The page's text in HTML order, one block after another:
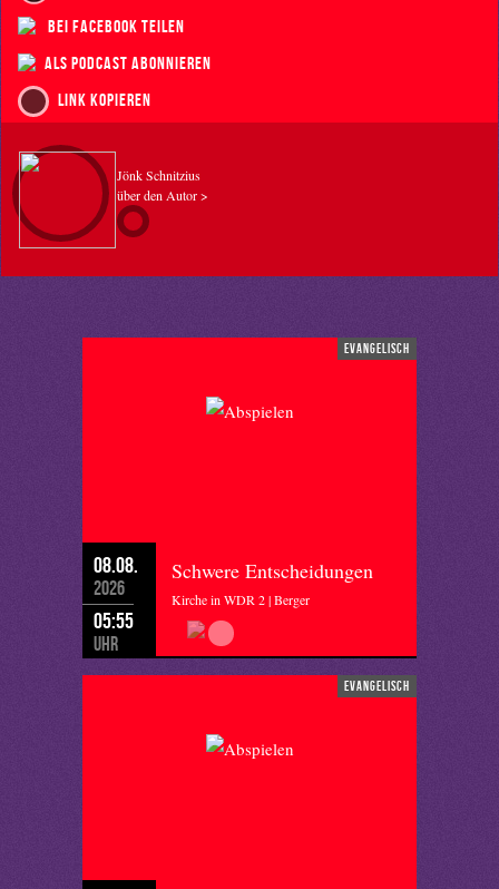
bei Facebook teilen
als Podcast abonnieren
Link kopieren
Jönk Schnitzius
über den Autor >
evangelisch
08.08.
2026
05:55
Uhr
Schwere Entscheidungen
Kirche in WDR 2 | Berger
evangelisch